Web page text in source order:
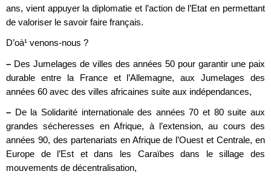
ans, vient appuyer la diplomatie et l’action de l’Etat en permettant
de valoriser le savoir faire français.
D’oà¹ venons-nous ?
– Des Jumelages de villes des années 50 pour garantir une paix
durable entre la France et l’Allemagne, aux Jumelages des
années 60 avec des villes africaines suite aux indépendances,
– De la Solidarité internationale des années 70 et 80 suite aux
grandes sécheresses en Afrique, à l’extension, au cours des
années 90, des partenariats en Afrique de l’Ouest et Centrale, en
Europe de l’Est et dans les Caraïbes dans le sillage des
mouvements de décentralisation,